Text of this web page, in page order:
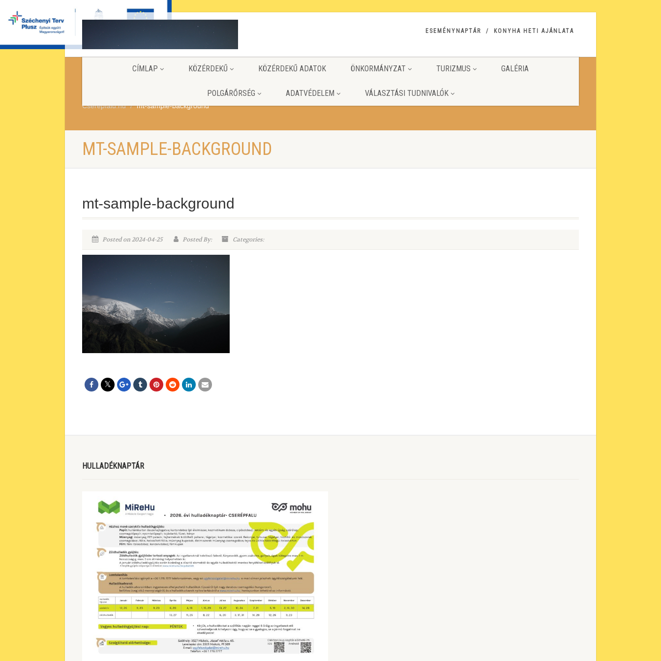
ESEMÉNYNAPTÁR KONYHA HETI AJÁNLATA
CÍMLAP KÖZÉRDEKŰ KÖZÉRDEKŰ ADATOK ÖNKORMÁNYZAT TURIZMUS GALÉRIA
POLGÁRŐRSÉG ADATVÉDELEM VÁLASZTÁSI TUDNIVALÓK
Cserepfalu.hu mt-sample-background
MT-SAMPLE-BACKGROUND
mt-sample-background
Posted on 2024-04-25 Posted By: Categories:
HULLADÉKNAPTÁR